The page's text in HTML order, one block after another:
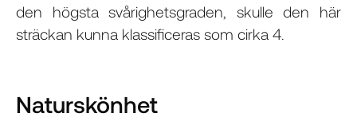
den högsta svårighetsgraden, skulle den här
sträckan kunna klassificeras som cirka 4.
Naturskönhet